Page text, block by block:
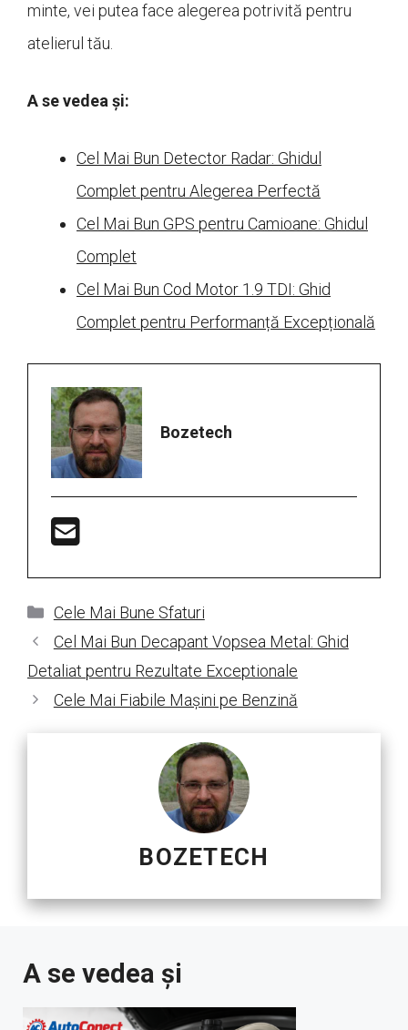
minte, vei putea face alegerea potrivită pentru
atelierul tău.
A se vedea și:
Cel Mai Bun Detector Radar: Ghidul
Complet pentru Alegerea Perfectă
Cel Mai Bun GPS pentru Camioane: Ghidul
Complet
Cel Mai Bun Cod Motor 1.9 TDI: Ghid
Complet pentru Performanță Excepțională
Bozetech
Categorii
Cele Mai Bune Sfaturi
Cel Mai Bun Decapant Vopsea Metal: Ghid
Detaliat pentru Rezultate Exceptionale
Cele Mai Fiabile Mașini pe Benzină
BOZETECH
A se vedea și